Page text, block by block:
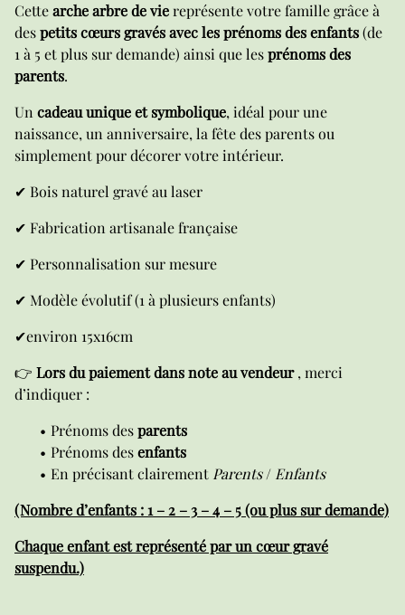
Cettearche arbre de viereprésente votre famille grâce à
despetits cœurs gravés avec les prénoms des enfants(de
1 à 5 et plus sur demande) ainsi que lesprénoms des
parents.
Un cadeau unique et symbolique, idéal pour une
naissance, un anniversaire, la fête des parents ou
simplement pour décorer votre intérieur.
✔ Bois naturel gravé au laser
✔ Fabrication artisanale française
✔ Personnalisation sur mesure
✔ Modèle évolutif (1 à plusieurs enfants)
✔environ 15x16cm
👉 Lors du paiement dans note au vendeur, merci
d’indiquer :
Prénoms desparents
Prénoms desenfants
En précisant clairement Parents/ Enfants
(Nombre d’enfants : 1 – 2 – 3 – 4 – 5 (ou plus sur demande)
Chaque enfant est représenté par un cœur gravé
suspendu.)